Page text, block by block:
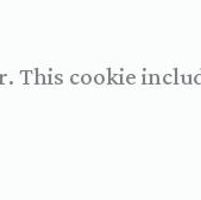
cookie